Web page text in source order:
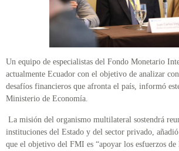
Un equipo de especialistas del Fondo Monetario
actualmente Ecuador con el objetivo de analizar
desafíos financieros que afronta el país, informó
Ministerio de Economía.
La misión del organismo multilateral sostendrá
instituciones del Estado y del sector privado,
que el objetivo del FMI es “apoyar los esfuerzos de